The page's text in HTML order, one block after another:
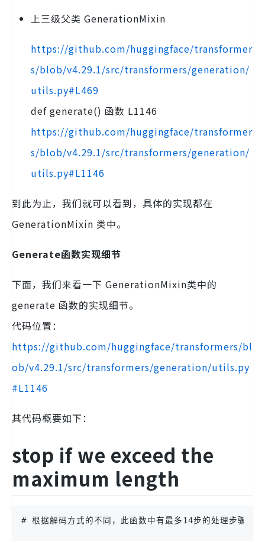
上三级父类 GenerationMixin
https://github.com/huggingface/transformer
s/blob/v4.29.1/src/transformers/generation/
utils.py#L469
def generate() 函数 L1146
https://github.com/huggingface/transformer
s/blob/v4.29.1/src/transformers/generation/
utils.py#L1146
到此为止，我们就可以看到，具体的实现都在
GenerationMixin 类中。
Generate函数实现细节
下面，我们来看一下 GenerationMixin类中的
generate 函数的实现细节。
代码位置：
https://github.com/huggingface/transformers/bl
ob/v4.29.1/src/transformers/generation/utils.py
#L1146
其代码概要如下：
stop if we exceed the
maximum length
# 根据解码方式的不同，此函数中有最多14步的处理步骤